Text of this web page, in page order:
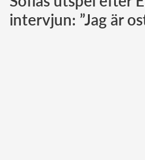
Norska
intervjun: ”Jag är